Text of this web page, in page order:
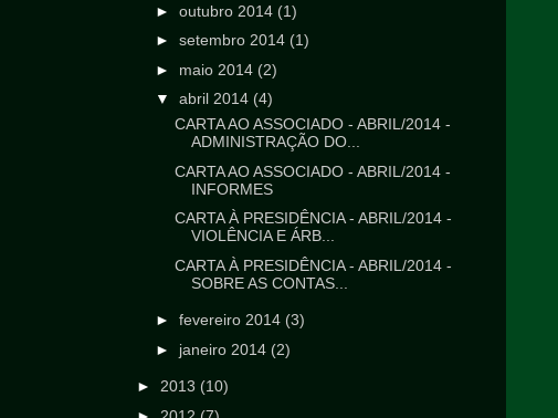
► outubro 2014 (1)
► setembro 2014 (1)
► maio 2014 (2)
▼ abril 2014 (4)
CARTA AO ASSOCIADO - ABRIL/2014 -
ADMINISTRAÇÃO DO...
CARTA AO ASSOCIADO - ABRIL/2014 -
INFORMES
CARTA À PRESIDÊNCIA - ABRIL/2014 -
VIOLÊNCIA E ÁRB...
CARTA À PRESIDÊNCIA - ABRIL/2014 -
SOBRE AS CONTAS...
► fevereiro 2014 (3)
► janeiro 2014 (2)
► 2013 (10)